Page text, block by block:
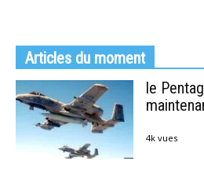
Articles du moment
le
4k vues